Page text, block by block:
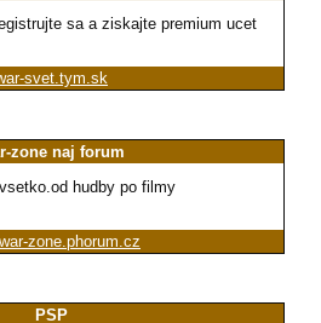
sa a ziskajte premium ucet
svet.tym.sk
zone naj forum
hudby po filmy
zone.phorum.cz
PSP